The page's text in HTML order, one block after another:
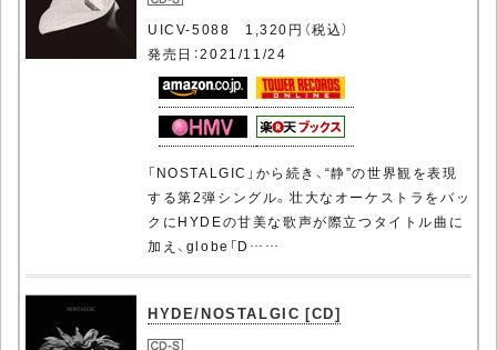
UICV-5088 1,320円（税込）
発売日：2021/11/24
「NOSTALGIC」から続き、“静”の世界観を表現
する第2弾シングル。壮大なオーケストラをバッ
クにHYDEの甘美な歌声が際立つタイトル曲に
加え、globe「D……
HYDE/NOSTALGIC [CD]